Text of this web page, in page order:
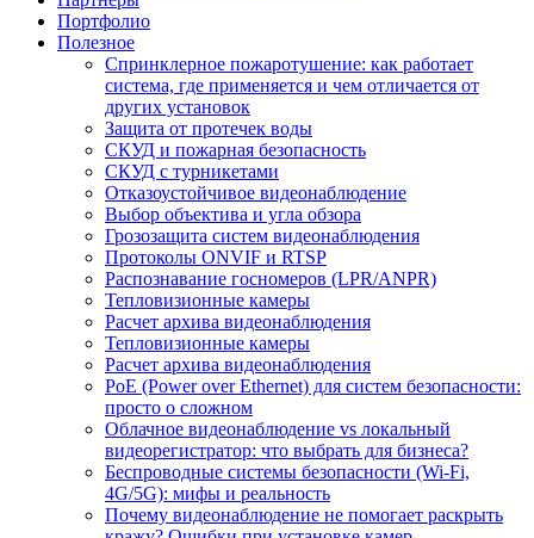
Портфолио
Полезное
Спринклерное пожаротушение: как работает
система, где применяется и чем отличается от
других установок
Защита от протечек воды
СКУД и пожарная безопасность
СКУД с турникетами
Отказоустойчивое видеонаблюдение
Выбор объектива и угла обзора
Грозозащита систем видеонаблюдения
Протоколы ONVIF и RTSP
Распознавание госномеров (LPR/ANPR)
Тепловизионные камеры
Расчет архива видеонаблюдения
Тепловизионные камеры
Расчет архива видеонаблюдения
PoE (Power over Ethernet) для систем безопасности:
просто о сложном
Облачное видеонаблюдение vs локальный
видеорегистратор: что выбрать для бизнеса?
Беспроводные системы безопасности (Wi-Fi,
4G/5G): мифы и реальность
Почему видеонаблюдение не помогает раскрыть